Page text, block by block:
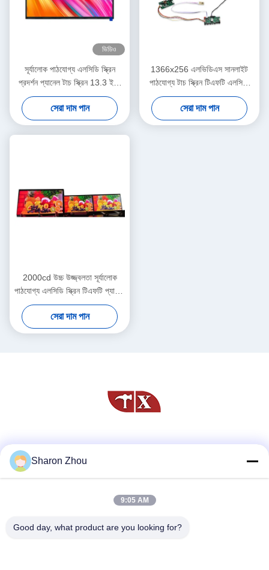
ভিডিও
সূর্যালোক পাঠযোগ্য এলসিডি স্ক্রিন
প্রদর্শন প্যানেল টাচ স্ক্রিন 13.3 ইঞ্চি
কাস্টমাইজড
সেরা দাম পান
1366x256 এলভিডিএস সানলাইট
পাঠযোগ্য টাচ স্ক্রিন টিএফটি এলসিডি
ডিসপ্লে প্যানেল 28 ইঞ্চি
সেরা দাম পান
2000cd উচ্চ উজ্জ্বলতা সূর্যালোক
পাঠযোগ্য এলসিডি স্ক্রিন টিএফটি প্যানেল
1600x1200 21.3 ইঞ্চি
সেরা দাম পান
দ্রুত যোগাযোগ
টেলিফোন
Sharon Zhou
9:05 AM
Good day, what product are you looking for?